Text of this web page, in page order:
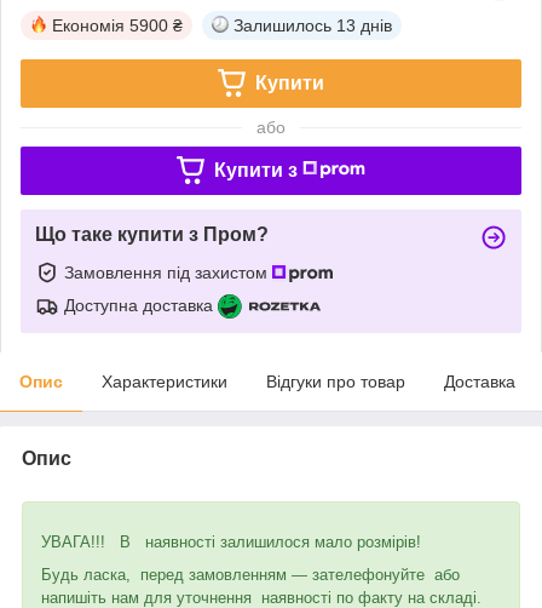
Економія 5900 ₴ Залишилось 13 днів
Купити
або
Купити з
Що таке купити з Пром?
Замовлення під захистом
Доступна доставка
Опис Характеристики Відгуки про товар Доставка
Опис
УВАГА!!! В наявності залишилося мало розмірів!
Будь ласка, перед замовленням — зателефонуйте або
напишіть нам для уточнення наявності по факту на складі.